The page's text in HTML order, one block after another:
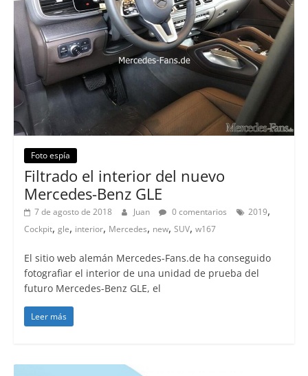
Foto espía
Filtrado el interior del nuevo
Mercedes-Benz GLE
7 de agosto de 2018 Juan 0 comentarios 2019,
Cockpit, gle, interior, Mercedes, new, SUV, w167
El sitio web alemán Mercedes-Fans.de ha conseguido
fotografiar el interior de una unidad de prueba del
futuro Mercedes-Benz GLE, el
Leer más